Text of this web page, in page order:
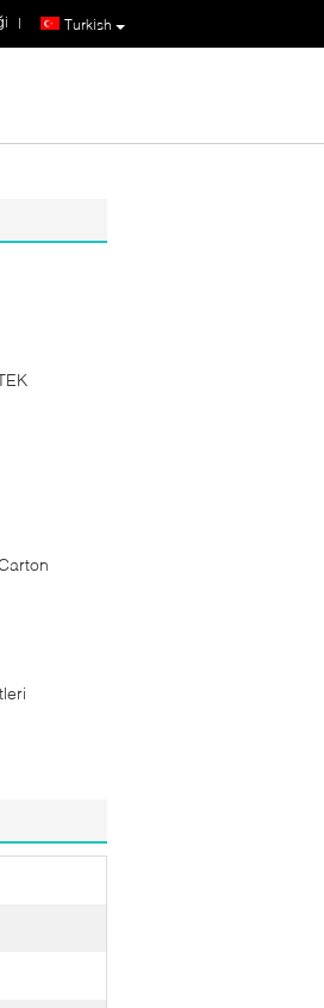
Turkish
|